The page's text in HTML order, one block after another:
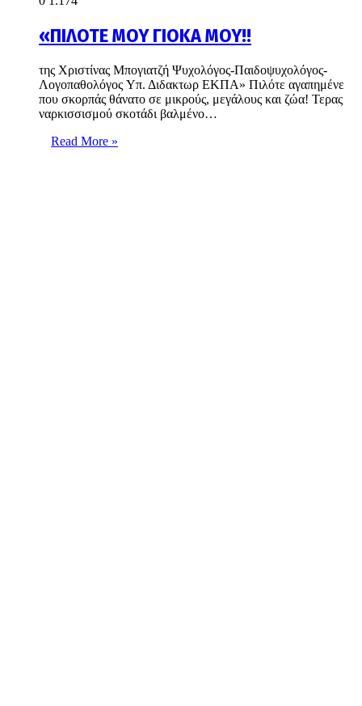
«ΠΙΛΟΤΕ ΜΟΥ ΓΙΟΚΑ ΜΟΥ!!
της Χριστίνας Μπογιατζή Ψυχολόγος-Παιδοψυχολόγος-
Λογοπαθολόγος Υπ. Διδακτωρ ΕΚΠΑ» Πιλότε αγαπημένε
που σκορπάς θάνατο σε μικρούς, μεγάλους και ζώα! Τερας
ναρκισσισμού σκοτάδι βαλμένο…
Read More »